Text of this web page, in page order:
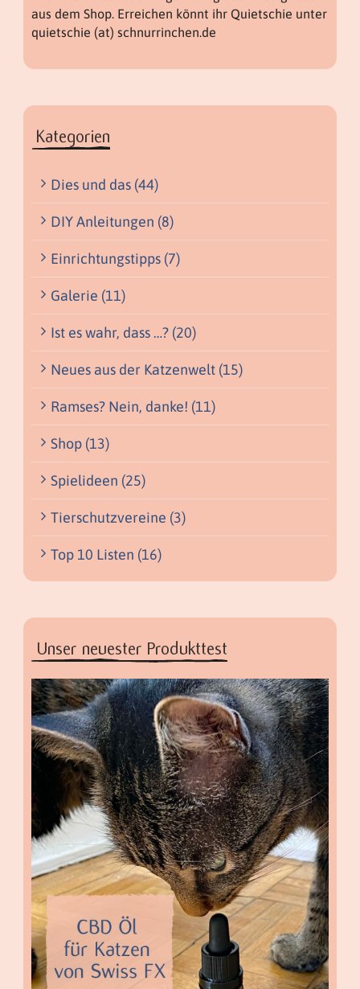
aus dem Shop. Erreichen könnt ihr Quietschie unter
quietschie (at) schnurrinchen.de
Kategorien
Dies und das (44)
DIY Anleitungen (8)
Einrichtungstipps (7)
Galerie (11)
Ist es wahr, dass …? (20)
Neues aus der Katzenwelt (15)
Ramses? Nein, danke! (11)
Shop (13)
Spielideen (25)
Tierschutzvereine (3)
Top 10 Listen (16)
Unser neuester Produkttest